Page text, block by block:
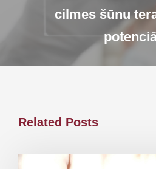
cilmes šūnu
Related Posts